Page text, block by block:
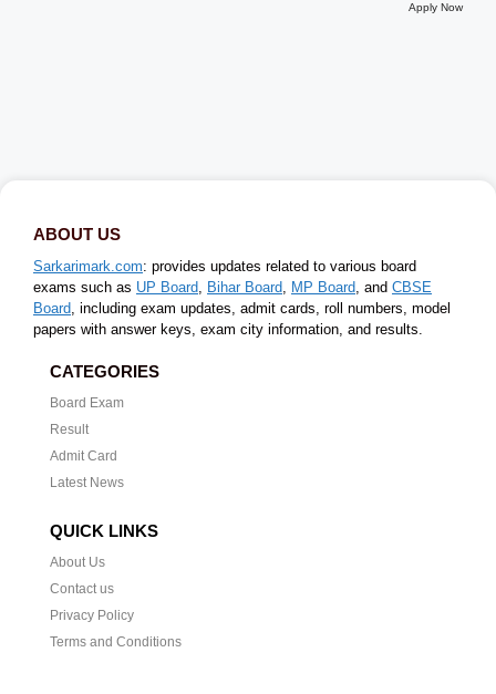
Apply Now
ABOUT US
Sarkarimark.com: provides updates related to various board
exams such as UP Board, Bihar Board, MP Board, and CBSE
Board, including exam updates, admit cards, roll numbers, model
papers with answer keys, exam city information, and results.
CATEGORIES
Board Exam
Result
Admit Card
Latest News
QUICK LINKS
About Us
Contact us
Privacy Policy
Terms and Conditions